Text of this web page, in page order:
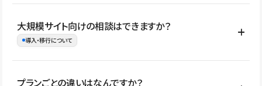
はい。既存サイトの構成やコンテンツ、URLを整理したうえで、
Studio上に再構築する形で移行できます。 WordPressの場合は、
イト全体のデザインや設定がそのまま移行されるわけではないた
大規模サイト向けの相談はできますか？
導入・移行について
はい。アクセス規模が大きいサイトや、複数部門での運用、権限管
プランごとの違いはなんですか？